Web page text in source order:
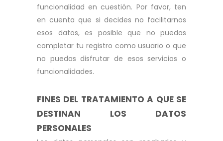
funcionalidad en cuestión. Por favor, ten
en cuenta que si decides no facilitarnos
esos datos, es posible que no puedas
completar tu registro como usuario o que
no puedas disfrutar de esos servicios o
funcionalidades.
FINES DEL TRATAMIENTO A QUE SE
DESTINAN LOS DATOS
PERSONALES